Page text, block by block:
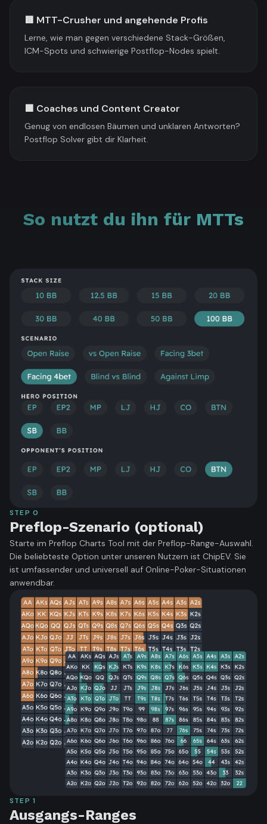
🟥 MTT-Crusher und angehende Profis
Lerne, wie man gegen verschiedene Stack-Größen,
ICM-Spots und schwierige Postflop-Nodes spielt.
🟪 Coaches und Content Creator
Genug von endlosen Bäumen und unklaren Antworten?
Postflop Solver gibt dir Klarheit.
So nutzt du ihn für MTTs
STEP 0
Preflop-Szenario (optional)
Starte im Preflop Charts Tool mit der Preflop-Range-Auswahl.
Die beliebteste Option unter unseren Nutzern ist ChipEV. Sie
ist umfassender und universell auf Online-Poker-Situationen
anwendbar.
STEP 1
Ausgangs-Ranges